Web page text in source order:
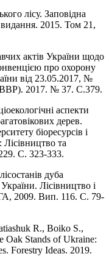
лісу. Заповідна
видання. 2015. Том 21,
актів України щодо
про охорону
від 23.05.2017, №
2017. № 37. С.379.
аспекти
дерев.
біоресурсів і
та
С. 323-333.
дуба
Лісівництво і
2009. Вип. 116. С. 79-
R., Boiko S.,
Oak Stands of Ukraine:
Forestry Ideas. 2019.